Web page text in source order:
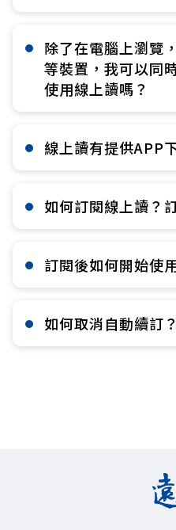
除了在電腦上瀏覽
等裝置，我可以同
使用線上讀嗎？​
線上讀有提供APP
如何訂閱線上讀？
訂閱後如何開始使
如何取消自動續訂？